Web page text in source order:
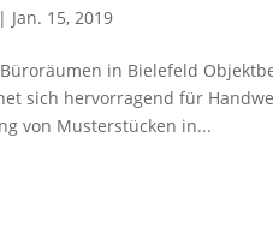
| Jan. 15, 2019
in Bielefeld
sich hervorragend für
von Musterstücken in...